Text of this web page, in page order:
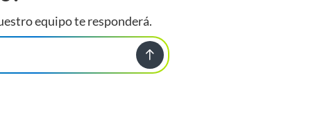
equipo te responderá.